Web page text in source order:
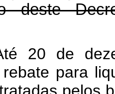
deste
20 de
para